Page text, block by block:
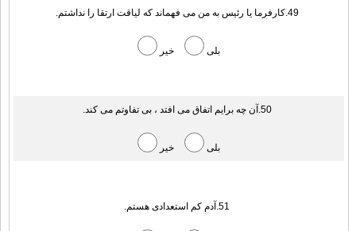
49.کارفرما یا رئیس به من می فهماند که لیاقت ارتقا را نداشتم.
بلی خیر
50.آن چه برایم اتفاق می افتد ، بی تفاوتم می کند.
بلی خیر
51.آدم کم استعدادی هستم.